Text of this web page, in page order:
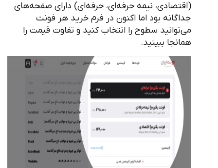
(اقتصادی، نیمه حرفه‌ای، حرفه‌ای) دارای صفحه‌های
جداگانه بود اما اکنون در فرم خرید هر فونت
می‌توانید سطوح را انتخاب کنید و تفاوت قیمت را
همانجا ببینید.